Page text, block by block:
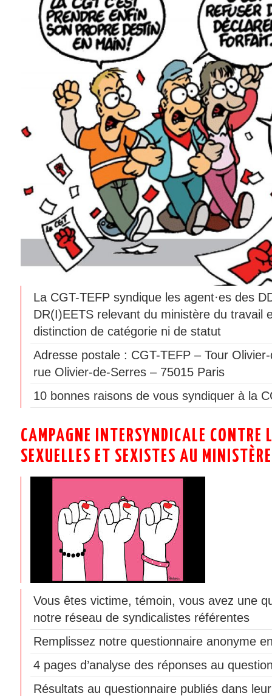
La CGT-TEFP syndique les agent·es des
DR(I)EETS relevant du ministère du travail
distinction de catégorie ni de statut
Adresse postale : CGT-TEFP – Tour
rue Olivier-de-Serres – 75015 Paris
10 bonnes raisons de vous syndiquer à la
CAMPAGNE INTERSYNDICALE CONTRE
SEXUELLES ET SEXISTES AU MINISTÈRE
Vous êtes victime, témoin, vous avez une
notre réseau de syndicalistes référentes
Remplissez notre questionnaire anonyme
4 pages d’analyse des réponses au
Résultats au questionnaire publiés dans